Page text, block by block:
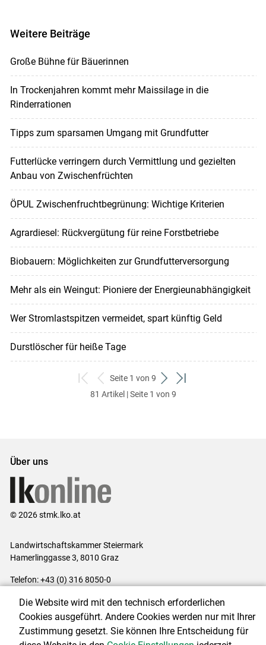
Weitere Beiträge
Große Bühne für Bäuerinnen
In Trockenjahren kommt mehr Maissilage in die
Rinderrationen
Tipps zum sparsamen Umgang mit Grundfutter
Futterlücke verringern durch Vermittlung und gezielten
Anbau von Zwischenfrüchten
ÖPUL Zwischenfruchtbegrünung: Wichtige Kriterien
Agrardiesel: Rückvergütung für reine Forstbetriebe
Biobauern: Möglichkeiten zur Grundfutterversorgung
Mehr als ein Weingut: Pioniere der Energieunabhängigkeit
Wer Stromlastspitzen vermeidet, spart künftig Geld
Durstlöscher für heiße Tage
zum
ersten
zurück
zum
Seite 1 von 9
weiter
zum
zum
81 Artikel | Seite 1 von 9
Über uns
© 2026 stmk.lko.at
Landwirtschaftskammer Steiermark
Hamerlinggasse 3, 8010 Graz
Telefon: +43 (0) 316 8050-0
Impressum|Kontakt|Datenschutzerklärung|Barrierefreiheit|
Cookie-Einstellungen
Die Website wird mit den technisch erforderlichen
Cookies ausgeführt. Andere Cookies werden nur mit Ihrer
Zustimmung gesetzt. Sie können Ihre Entscheidung für